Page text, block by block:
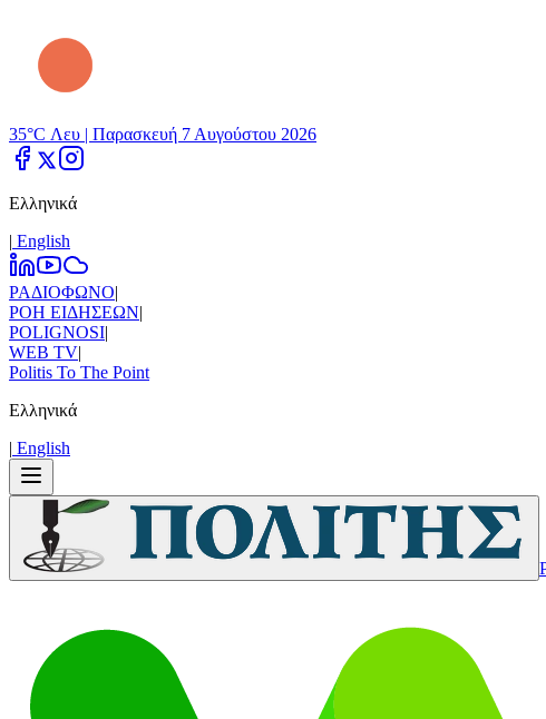
35°C Λευ | Παρασκευή 7 Αυγούστου 2026
Ελληνικά
| Εnglish
ΡΑΔΙΟΦΩΝΟ|
ΡΟΗ ΕΙΔΗΣΕΩΝ|
POLIGNOSI|
WEB TV|
Politis To The Point
Ελληνικά
| Εnglish